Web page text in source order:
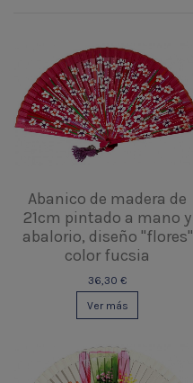
Abanico de madera de
21cm pintado a mano y
abalorio, diseño "flores"
color fucsia
36,30 €
Ver más